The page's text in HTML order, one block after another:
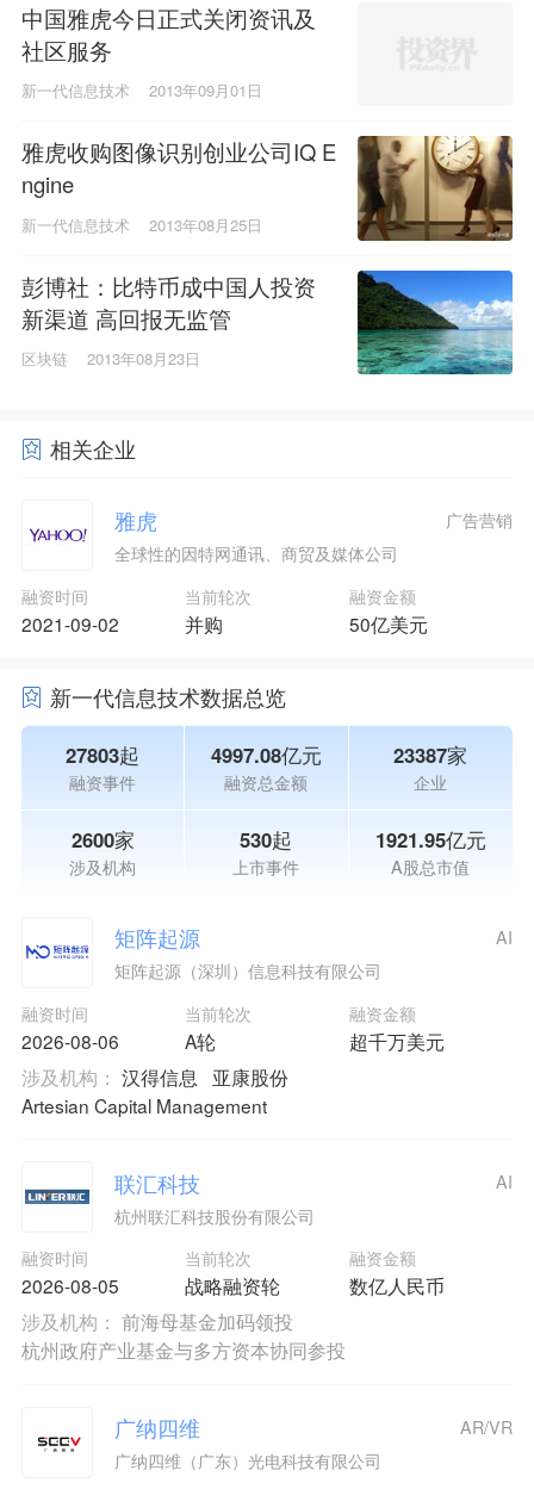
中国雅虎今日正式关闭资讯及
社区服务
新一代信息技术 2013年09月01日
雅虎收购图像识别创业公司IQ E
ngine
新一代信息技术 2013年08月25日
彭博社：比特币成中国人投资
新渠道 高回报无监管
区块链 2013年08月23日
相关企业
雅虎
全球性的因特网通讯、商贸及媒体公司
广告营销
融资时间
2021-09-02
当前轮次
并购
融资金额
50亿美元
新一代信息技术数据总览
27803起
融资事件
4997.08亿元
融资总金额
23387家
企业
2600家
涉及机构
530起
上市事件
1921.95亿元
A股总市值
矩阵起源
矩阵起源（深圳）信息科技有限公司
融资时间
2026-08-06
当前轮次
A轮
融资金额
超千万美元
AI
涉及机构： 汉得信息
亚康股份
Artesian Capital Management
联汇科技
杭州联汇科技股份有限公司
融资时间
2026-08-05
当前轮次
战略融资轮
融资金额
数亿人民币
AI
涉及机构： 前海母基金加码领投
杭州政府产业基金与多方资本协同参投
广纳四维
广纳四维（广东）光电科技有限公司
AR/VR